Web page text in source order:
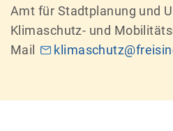
Amt für Stadtplanung und
Klimaschutz- und
Mail